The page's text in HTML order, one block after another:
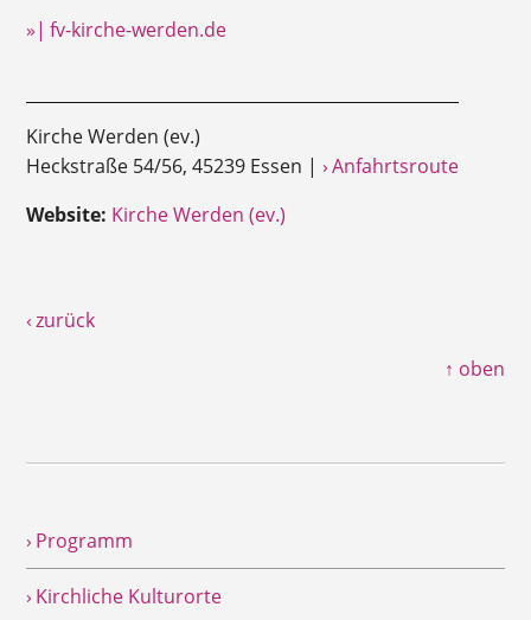
»| fv-kirche-werden.de
Kirche Werden (ev.)
Heckstraße 54/56, 45239 Essen |› Anfahrtsroute
Website: Kirche Werden (ev.)
‹ zurück
↑ oben
› Programm
› Kirchliche Kulturorte